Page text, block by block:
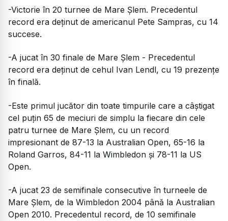
-Victorie în 20 turnee de Mare Șlem. Precedentul
record era deținut de americanul Pete Sampras, cu 14
succese.
-A jucat în 30 finale de Mare Șlem - Precedentul
record era deținut de cehul Ivan Lendl, cu 19 prezențe
în finală.
-Este primul jucător din toate timpurile care a câștigat
cel puțin 65 de meciuri de simplu la fiecare din cele
patru turnee de Mare Șlem, cu un record
impresionant de 87-13 la Australian Open, 65-16 la
Roland Garros, 84-11 la Wimbledon și 78-11 la US
Open.
-A jucat 23 de semifinale consecutive în turneele de
Mare Șlem, de la Wimbledon 2004 până la Australian
Open 2010. Precedentul record, de 10 semifinale